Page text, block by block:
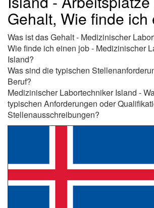
Gehalt, Wie finde ich
Was ist das Gehalt - Medizinischer
Wie finde ich einen job - Medizinischer
Island?
Was sind die typischen
Beruf?
Medizinischer Labortechniker Island -
typischen Anforderungen oder
Stellenausschreibungen?